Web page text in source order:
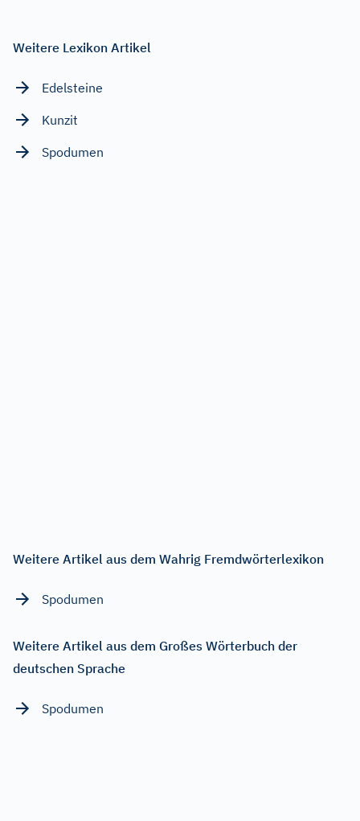
Weitere Lexikon Artikel
Edelsteine
Kunzit
Spodumen
Weitere Artikel aus dem Wahrig Fremdwörterlexikon
Spodumen
Weitere Artikel aus dem Großes Wörterbuch der
deutschen Sprache
Spodumen